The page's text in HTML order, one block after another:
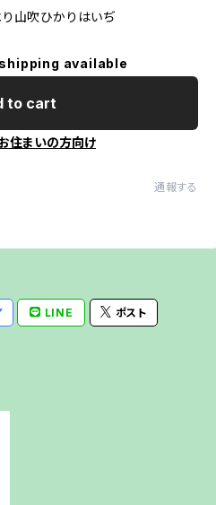
山吹ひかりはいぢ
available
to cart
住まいの方向け
通報する
LINE ポスト